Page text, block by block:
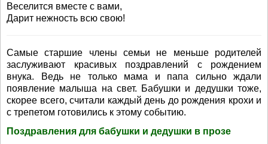
Веселится вместе с вами,
Дарит нежность всю свою!
Самые старшие члены семьи не меньше родителей
заслуживают красивых поздравлений с рождением
внука. Ведь не только мама и папа сильно ждали
появление малыша на свет. Бабушки и дедушки тоже,
скорее всего, считали каждый день до рождения крохи и
с трепетом готовились к этому событию.
Поздравления для бабушки и дедушки в прозе